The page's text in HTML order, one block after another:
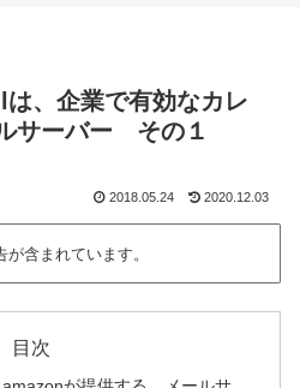
、企業で有効なカレ
サーバー その１
2018.05.24 2020.12.03
含まれています。
目次